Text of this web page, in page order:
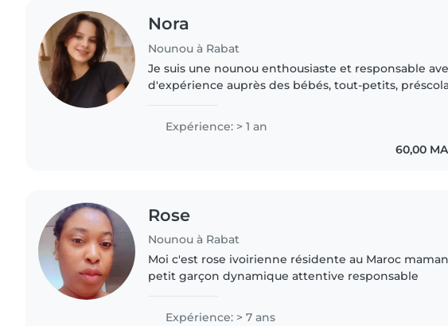
Nora
Nounou à Rabat
Je suis une nounou enthousiaste et responsable
d'expérience auprès des bébés, tout-petits,
Expérience: > 1 an
60,00
Rose
Nounou à Rabat
Moi c'est rose ivoirienne résidente au Maroc
petit garçon dynamique attentive responsable
Expérience: > 7 ans